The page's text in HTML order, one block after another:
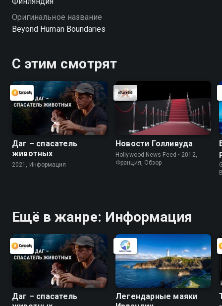
Оригинальное название
Beyond Human Boundaries
С этим смотрят
Даг – спасатель
животных
2021, Информация
Новости Голливуда
Hollywood News Feed • 2012,
Франция, Обзор
Ещё в жанре: Информация
Даг – спасатель
Легендарные маяки